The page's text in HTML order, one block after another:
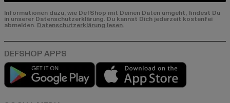
Informationen dazu, wie DefShop mit Deinen Daten umgeht, findest Du
in unserer Datenschutzerklärung. Du kannst Dich jederzeit kostenfei
abmelden. Datenschutzerklärung lesen.
Play market